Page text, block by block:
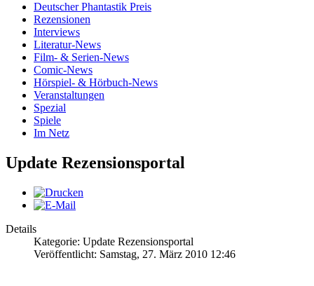
Deutscher Phantastik Preis
Rezensionen
Interviews
Literatur-News
Film- & Serien-News
Comic-News
Hörspiel- & Hörbuch-News
Veranstaltungen
Spezial
Spiele
Im Netz
Update Rezensionsportal
Details
Kategorie: Update Rezensionsportal
Veröffentlicht: Samstag, 27. März 2010 12:46